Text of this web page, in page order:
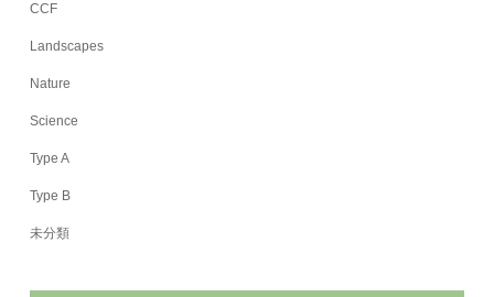
CCF
Landscapes
Nature
Science
Type A
Type B
未分類